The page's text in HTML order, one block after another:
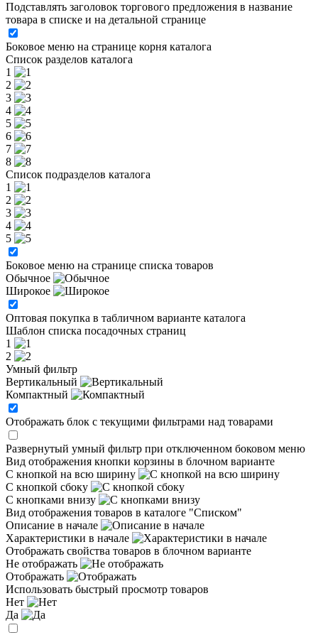
Подставлять заголовок торгового предложения в название
товара в списке и на детальной странице
Боковое меню на странице корня каталога
Список разделов каталога
1
2
3
4
5
6
7
8
Список подразделов каталога
1
2
3
4
5
Боковое меню на странице списка товаров
Обычное
Широкое
Оптовая покупка в табличном варианте каталога
Шаблон списка посадочных страниц
1
2
Умный фильтр
Вертикальный
Компактный
Отображать блок с текущими фильтрами над товарами
Развернутый умный фильтр при отключенном боковом меню
Вид отображения кнопки корзины в блочном варианте
С кнопкой на всю ширину
С кнопкой сбоку
С кнопками внизу
Вид отображения товаров в каталоге "Списком"
Описание в начале
Характеристики в начале
Отображать свойства товаров в блочном варианте
Не отображать
Отображать
Использовать быстрый просмотр товаров
Нет
Да